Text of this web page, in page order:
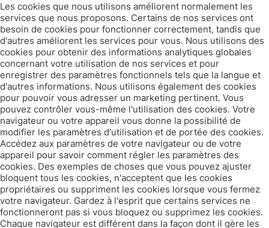
Les cookies que nous utilisons améliorent normalement les
services que nous proposons. Certains de nos services ont
besoin de cookies pour fonctionner correctement, tandis que
d'autres améliorent les services pour vous. Nous utilisons des
cookies pour obtenir des informations analytiques globales
concernant votre utilisation de nos services et pour
enregistrer des paramètres fonctionnels tels que la langue et
d'autres informations. Nous utilisons également des cookies
pour pouvoir vous adresser un marketing pertinent. Vous
pouvez contrôler vous-même l'utilisation des cookies. Votre
navigateur ou votre appareil vous donne la possibilité de
modifier les paramètres d'utilisation et de portée des cookies.
Accédez aux paramètres de votre navigateur ou de votre
appareil pour savoir comment régler les paramètres des
cookies. Des exemples de choses que vous pouvez ajuster
bloquent tous les cookies, n'acceptent que les cookies
propriétaires ou suppriment les cookies lorsque vous fermez
votre navigateur. Gardez à l'esprit que certains services ne
fonctionneront pas si vous bloquez ou supprimez les cookies.
Chaque navigateur est différent dans la façon dont il gère les